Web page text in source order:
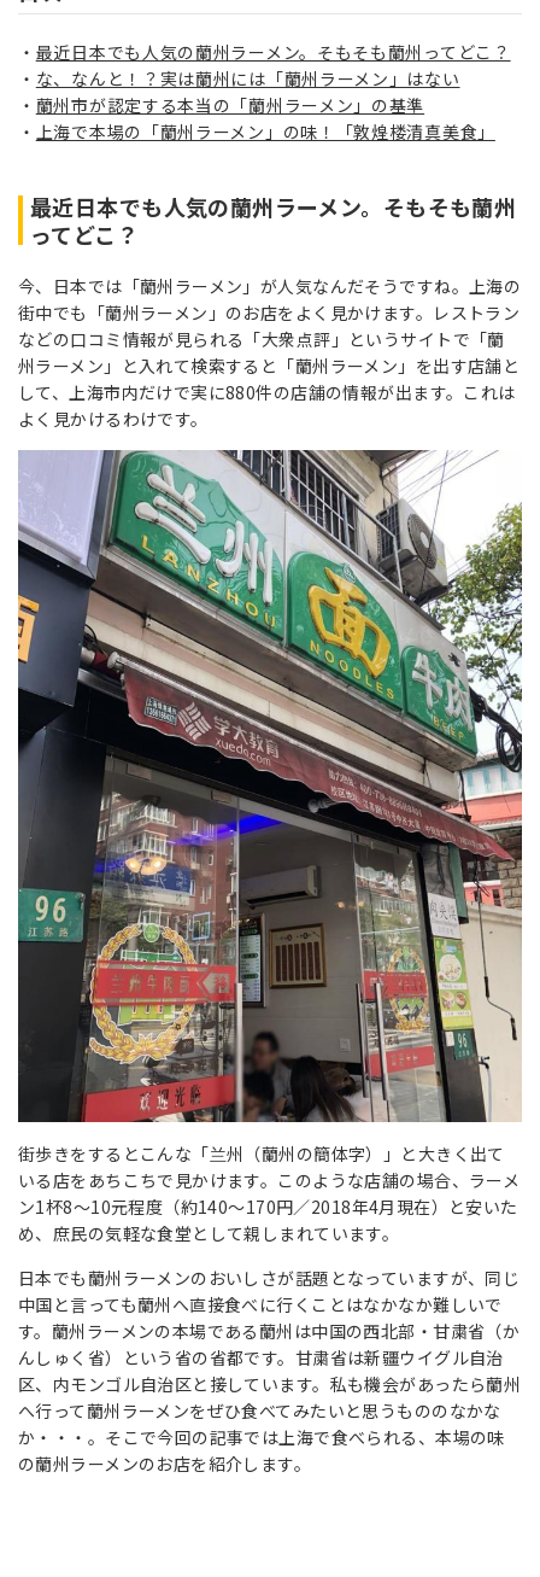
最近日本でも人気の蘭州ラーメン。そもそも蘭州ってどこ？
な、なんと！？実は蘭州には「蘭州ラーメン」はない
蘭州市が認定する本当の「蘭州ラーメン」の基準
上海で本場の「蘭州ラーメン」の味！「敦煌楼清真美食」
最近日本でも人気の蘭州ラーメン。そもそも蘭州
ってどこ？
今、日本では「蘭州ラーメン」が人気なんだそうですね。上海の
街中でも「蘭州ラーメン」のお店をよく見かけます。レストラン
などの口コミ情報が見られる「大衆点評」というサイトで「蘭
州ラーメン」と入れて検索すると「蘭州ラーメン」を出す店舗と
して、上海市内だけで実に880件の店舗の情報が出ます。これは
よく見かけるわけです。
街歩きをするとこんな「兰州（蘭州の簡体字）」と大きく出て
いる店をあちこちで見かけます。このような店舗の場合、ラーメ
ン1杯8～10元程度（約140～170円／2018年4月現在）と安いた
め、庶民の気軽な食堂として親しまれています。
日本でも蘭州ラーメンのおいしさが話題となっていますが、同じ
中国と言っても蘭州へ直接食べに行くことはなかなか難しいで
す。蘭州ラーメンの本場である蘭州は中国の西北部・甘粛省（か
んしゅく省）という省の省都です。甘粛省は新疆ウイグル自治
区、内モンゴル自治区と接しています。私も機会があったら蘭州
へ行って蘭州ラーメンをぜひ食べてみたいと思うもののなかな
か・・・。そこで今回の記事では上海で食べられる、本場の味
の蘭州ラーメンのお店を紹介します。